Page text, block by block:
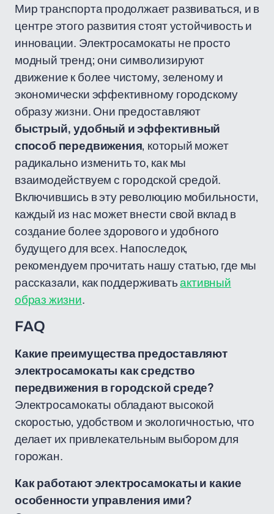
Мир транспорта продолжает развиваться, и в
центре этого развития стоят устойчивость и
инновации. Электросамокаты не просто
модный тренд; они символизируют
движение к более чистому, зеленому и
экономически эффективному городскому
образу жизни. Они предоставляют
быстрый, удобный и эффективный
способ передвижения, который может
радикально изменить то, как мы
взаимодействуем с городской средой.
Включившись в эту революцию мобильности,
каждый из нас может внести свой вклад в
создание более здорового и удобного
будущего для всех. Напоследок,
рекомендуем прочитать нашу статью, где мы
рассказали, как поддерживатьактивный
образ жизни.
FAQ
Какие преимущества предоставляют
электросамокаты как средство
передвижения в городской среде?
Электросамокаты обладают высокой
скоростью, удобством и экологичностью, что
делает их привлекательным выбором для
горожан.
Как работают электросамокаты и какие
особенности управления ими?